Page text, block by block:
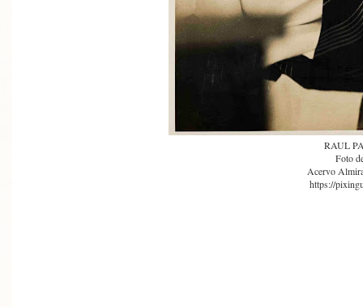
RAUL
Foto
Acervo
https://